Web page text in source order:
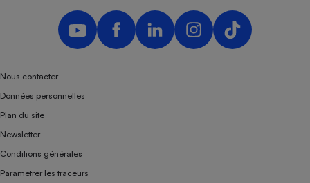
Nous contacter
Données personnelles
Plan du site
Newsletter
Conditions générales
Paramétrer les traceurs